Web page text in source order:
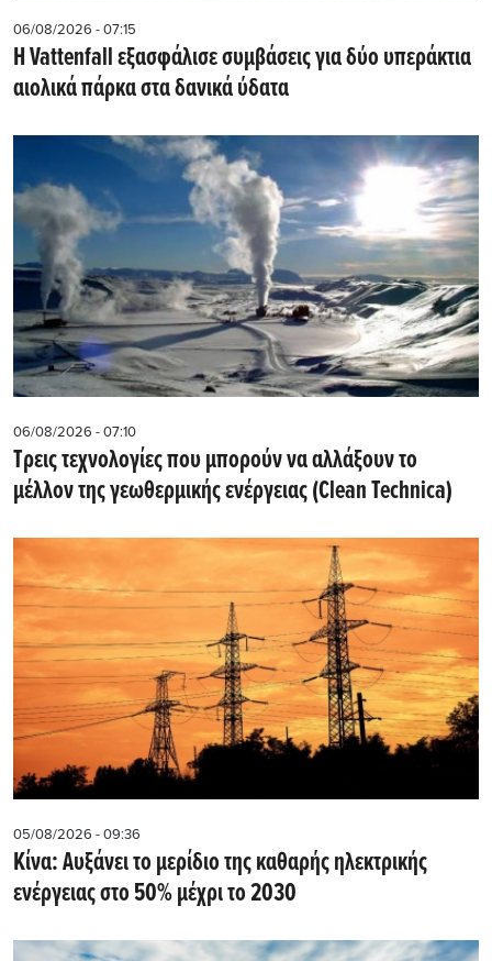
06/08/2026 - 07:15
Η Vattenfall εξασφάλισε συμβάσεις για δύο υπεράκτια
αιολικά πάρκα στα δανικά ύδατα
06/08/2026 - 07:10
Τρεις τεχνολογίες που μπορούν να αλλάξουν το
μέλλον της γεωθερμικής ενέργειας (Clean Technica)
05/08/2026 - 09:36
Κίνα: Αυξάνει το μερίδιο της καθαρής ηλεκτρικής
ενέργειας στο 50% μέχρι το 2030